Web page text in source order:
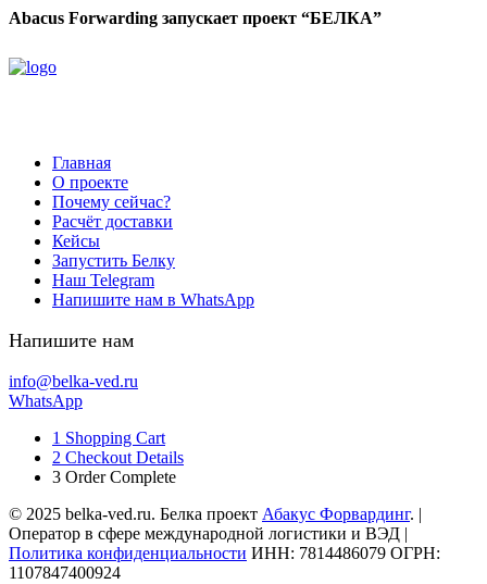
Abacus Forwarding запускает проект “БЕЛКА”
Главная
О проекте
Почему сейчас?
Расчёт доставки
Кейсы
Запустить Белку
Наш Telegram
Напишите нам в WhatsApp
Напишите нам
info@belka-ved.ru
WhatsApp
1 Shopping Cart
2 Checkout Details
3 Order Complete
© 2025 belka-ved.ru. Белка проект Абакус Форвардинг. |
Оператор в сфере международной логистики и ВЭД |
Политика конфиденциальности ИНН: 7814486079 ОГРН:
1107847400924